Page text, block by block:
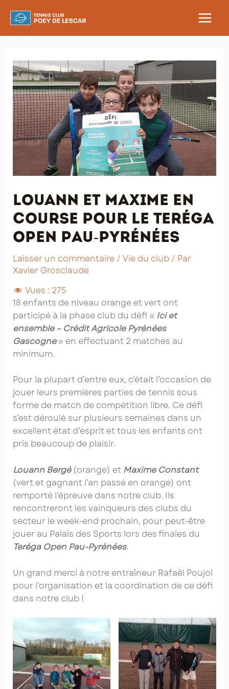
MAIN
Louann et Maxime en
course pour le Teréga
Open Pau-Pyrénées
Laisser un commentaire / Vie du club/ Par
Xavier Grosclaude
Vues : 275
18 enfants de niveau orange et vert ont
participé à la phase club du défi « Ici et
ensemble – Crédit Agricole Pyrénées
Gascogne» en effectuant 2 matches au
minimum.
Pour la plupart d’entre eux, c’était l’occasion de
jouer leurs premières parties de tennis sous
forme de match de compétition libre. Ce défi
s’est déroulé sur plusieurs semaines dans un
excellent état d’esprit et tous les enfants ont
pris beaucoup de plaisir.
Louann Bergé(orange) et Maxime Constant
(vert et gagnant l’an passé en orange) ont
remporté l’épreuve dans notre club. Ils
rencontreront les vainqueurs des clubs du
secteur le week-end prochain, pour peut-être
jouer au Palais des Sports lors des finales du
Teréga Open Pau-Pyrénées.
Un grand merci à notre entraîneur Rafaël Poujol
pour l’organisation et la coordination de ce défi
dans notre club !